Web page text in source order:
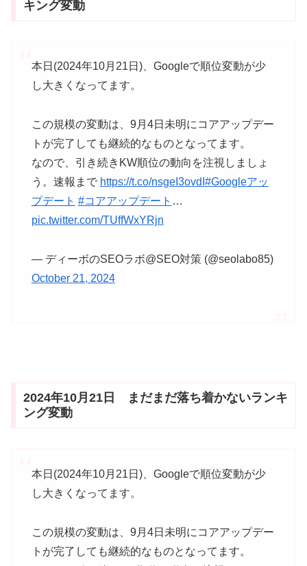
キング変動
本日(2024年10月21日)、Googleで順位変動が少
し大きくなってます。
この規模の変動は、9月4日未明にコアアップデー
トが完了しても継続的なものとなってます。
なので、引き続きKW順位の動向を注視しましょ
う。速報まで https://t.co/nsgeI3ovdI #Googleアッ
プデート #コアアップデート …
pic.twitter.com/TUffWxYRjn
— ディーボのSEOラボ@SEO対策 (@seolabo85)
October 21, 2024
2024年10月21日 まだまだ落ち着かないランキ
ング変動
本日(2024年10月21日)、Googleで順位変動が少
し大きくなってます。
この規模の変動は、9月4日未明にコアアップデー
トが完了しても継続的なものとなってます。